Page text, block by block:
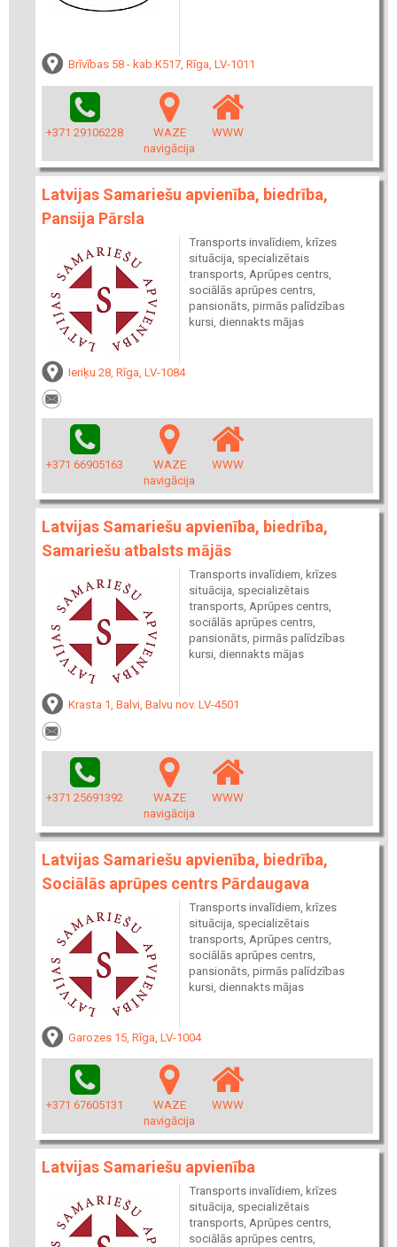
Brīvības 58 - kab.K517, Rīga, LV-1011
+371 29106228
WAZE
navigācija
WWW
Latvijas Samariešu apvienība, biedrība,
Pansija Pārsla
Transports invalīdiem, krīzes
situācija, specializētais
transports, Aprūpes centrs,
sociālās aprūpes centrs,
pansionāts, pirmās palīdzības
kursi, diennakts mājas
Ieriķu 28, Rīga, LV-1084
+371 66905163
WAZE
navigācija
WWW
Latvijas Samariešu apvienība, biedrība,
Samariešu atbalsts mājās
Transports invalīdiem, krīzes
situācija, specializētais
transports, Aprūpes centrs,
sociālās aprūpes centrs,
pansionāts, pirmās palīdzības
kursi, diennakts mājas
Krasta 1, Balvi, Balvu nov. LV-4501
+371 25691392
WAZE
navigācija
WWW
Latvijas Samariešu apvienība, biedrība,
Sociālās aprūpes centrs Pārdaugava
Transports invalīdiem, krīzes
situācija, specializētais
transports, Aprūpes centrs,
sociālās aprūpes centrs,
pansionāts, pirmās palīdzības
kursi, diennakts mājas
Garozes 15, Rīga, LV-1004
+371 67605131
WAZE
navigācija
WWW
Latvijas Samariešu apvienība
Transports invalīdiem, krīzes
situācija, specializētais
transports, Aprūpes centrs,
sociālās aprūpes centrs,